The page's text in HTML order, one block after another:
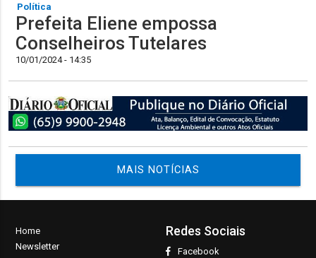
Política
Prefeita Eliene empossa
Conselheiros Tutelares
10/01/2024 - 14:35
MAIS NOTÍCIAS
Home
Newsletter
Redes Sociais
Facebook